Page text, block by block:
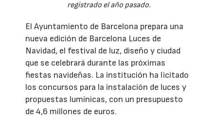
registrado el año pasado.
El Ayuntamiento de Barcelona prepara una
nueva edición de Barcelona Luces de
Navidad, el festival de luz, diseño y ciudad
que se celebrará durante las próximas
fiestas navideñas. La institución ha licitado
los concursos para la instalación de luces y
propuestas lumínicas, con un presupuesto
de 4,6 millones de euros.